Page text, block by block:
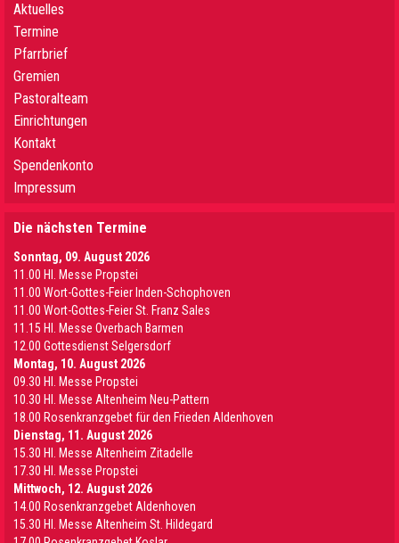
Aktuelles
Termine
Pfarrbrief
Gremien
Pastoralteam
Einrichtungen
Kontakt
Spendenkonto
Impressum
Die nächsten Termine
Sonntag, 09. August 2026
11.00 Hl. Messe Propstei
11.00 Wort-Gottes-Feier Inden-Schophoven
11.00 Wort-Gottes-Feier St. Franz Sales
11.15 Hl. Messe Overbach Barmen
12.00 Gottesdienst Selgersdorf
Montag, 10. August 2026
09.30 Hl. Messe Propstei
10.30 Hl. Messe Altenheim Neu-Pattern
18.00 Rosenkranzgebet für den Frieden Aldenhoven
Dienstag, 11. August 2026
15.30 Hl. Messe Altenheim Zitadelle
17.30 Hl. Messe Propstei
Mittwoch, 12. August 2026
14.00 Rosenkranzgebet Aldenhoven
15.30 Hl. Messe Altenheim St. Hildegard